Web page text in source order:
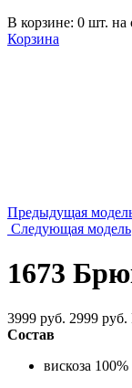
В корзине: 0 шт. на
Корзина
Предыдущая
Следующая модель
1673
3999 руб. 2999 руб.
Состав
вискоза 100%